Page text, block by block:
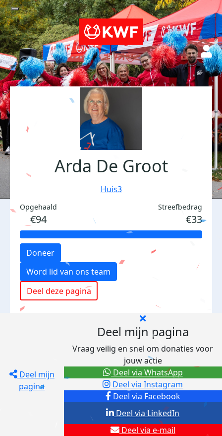
Arda De Groot
Huis3
Opgehaald
€94
Streefbedrag
€33
Doneer
Word lid van ons team
Deel deze pagina
Deel mijn
pagina
Deel mijn pagina
Vraag veilig en snel om donaties voor
jouw actie
Deel via Facebook
Deel via Instagram
Deel via e-mail
Deel via LinkedIn
Deel via WhatsApp